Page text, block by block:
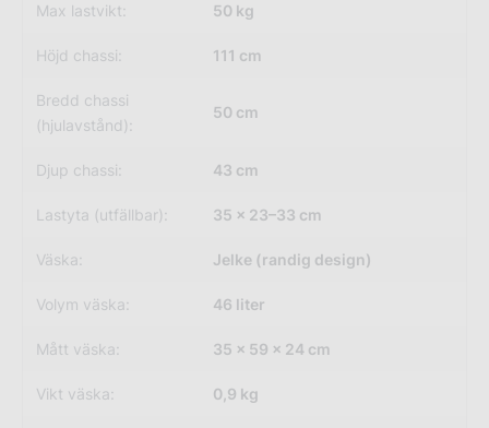
Max lastvikt: 50 kg
Höjd chassi: 111 cm
Bredd chassi
(hjulavstånd):
50 cm
Djup chassi: 43 cm
Lastyta (utfällbar): 35 × 23–33 cm
Väska: Jelke (randig design)
Volym väska: 46 liter
Mått väska: 35 × 59 × 24 cm
Vikt väska: 0,9 kg